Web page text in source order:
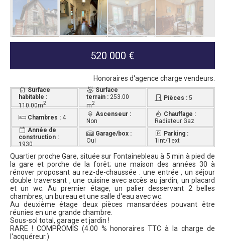
520 000 €
Honoraires d'agence charge vendeurs.
Surface
habitable :
110.00m2
Surface
terrain : 253.00
m2
Pièces :5
Chambres : 4
Ascenseur :
Non
Chauffage :
Radiateur Gaz
Année de
construction :
1930
Garage/box :
Oui
Parking :
1int/1ext
Quartier proche Gare, située sur Fontainebleau à 5 min à pied de
la gare et porche de la forêt; une maison des années 30 à
rénover proposant au rez-de-chaussée : une entrée , un séjour
double traversant , une cuisine avec accès au jardin, un placard
et un wc. Au premier étage, un palier desservant 2 belles
chambres, un bureau et une salle d'eau avec wc.
Au deuxième étage deux pièces mansardées pouvant être
réunies en une grande chambre.
Sous-sol total, garage et jardin !
RARE ! COMPROMIS (4.00 % honoraires TTC à la charge de
l'acquéreur.)